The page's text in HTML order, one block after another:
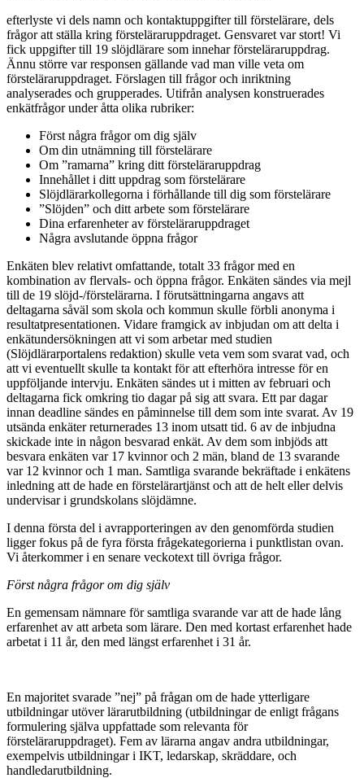
efterlyste vi dels namn och kontaktuppgifter till förstelärare, dels
frågor att ställa kring försteläraruppdraget. Gensvaret var stort! Vi
fick uppgifter till 19 slöjdlärare som innehar försteläraruppdrag.
Ännu större var responsen gällande vad man ville veta om
försteläraruppdraget. Förslagen till frågor och inriktning
analyserades och grupperades. Utifrån analysen konstruerades
enkätfrågor under åtta olika rubriker:
Först några frågor om dig själv
Om din utnämning till förstelärare
Om ”ramarna” kring ditt försteläraruppdrag
Innehållet i ditt uppdrag som förstelärare
Slöjdlärarkollegorna i förhållande till dig som förstelärare
”Slöjden” och ditt arbete som förstelärare
Dina erfarenheter av försteläraruppdraget
Några avslutande öppna frågor
Enkäten blev relativt omfattande, totalt 33 frågor med en
kombination av flervals- och öppna frågor. Enkäten sändes via mejl
till de 19 slöjd-/förstelärarna. I förutsättningarna angavs att
deltagarna såväl som skola och kommun skulle förbli anonyma i
resultatpresentationen. Vidare framgick av inbjudan om att delta i
enkätundersökningen att vi som arbetar med studien
(Slöjdlärarportalens redaktion) skulle veta vem som svarat vad, och
att vi eventuellt skulle ta kontakt för att efterhöra intresse för en
uppföljande intervju. Enkäten sändes ut i mitten av februari och
deltagarna fick omkring tio dagar på sig att svara. Ett par dagar
innan deadline sändes en påminnelse till dem som inte svarat. Av 19
utsända enkäter returnerades 13 inom utsatt tid. 6 av de inbjudna
skickade inte in någon besvarad enkät. Av dem som inbjöds att
besvara enkäten var 17 kvinnor och 2 män, bland de 13 svarande
var 12 kvinnor och 1 man. Samtliga svarande bekräftade i enkätens
inledning att de hade en förstelärartjänst och att de helt eller delvis
undervisar i grundskolans slöjdämne.
I denna första del i avrapporteringen av den genomförda studien
ligger fokus på de fyra första frågekategorierna i punktlistan ovan.
Vi återkommer i en senare veckotext till övriga frågor.
Först några frågor om dig själv
En gemensam nämnare för samtliga svarande var att de hade lång
erfarenhet av att arbeta som lärare. Den med kortast erfarenhet hade
arbetat i 11 år, den med längst erfarenhet i 31 år.
En majoritet svarade ”nej” på frågan om de hade ytterligare
utbildningar utöver lärarutbildning (utbildningar de enligt frågans
formulering själva uppfattade som relevanta för
försteläraruppdraget). Fem av lärarna angav andra utbildningar,
exempelvis utbildningar i IKT, ledarskap, skräddare, och
handledarutbildning.